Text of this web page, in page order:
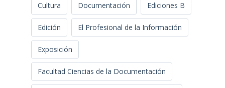
Cultura Documentación Ediciones B
Edición El Profesional de la Información
Exposición
Facultad Ciencias de la Documentación